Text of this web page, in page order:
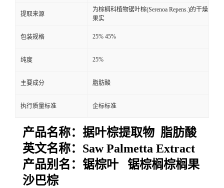
提取来源
为棕榈科植物锯叶棕(Serenoa Repens.)的干燥
果实
包装规格 25% 45%
纯度 25%
主要成分 脂肪酸
执行质量标准 企标标准
产品名称： 据叶棕提取物 脂肪酸
英文名称： Saw Palmetta Extract
产品别名： 锯棕叶 锯棕榈棕榈果
沙巴棕